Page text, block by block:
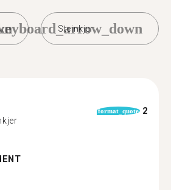
Steinkjer
format_quote 2